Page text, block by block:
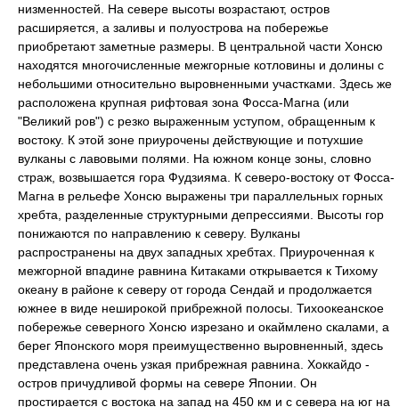
низменностей. На севере высоты возрастают, остров
расширяется, а заливы и полуострова на побережье
приобретают заметные размеры. В центральной части Хонсю
находятся многочисленные межгорные котловины и долины с
небольшими относительно выровненными участками. Здесь же
расположена крупная рифтовая зона Фосса-Магна (или
"Великий ров") с резко выраженным уступом, обращенным к
востоку. К этой зоне приурочены действующие и потухшие
вулканы с лавовыми полями. На южном конце зоны, словно
страж, возвышается гора Фудзияма. К северо-востоку от Фосса-
Магна в рельефе Хонсю выражены три параллельных горных
хребта, разделенные структурными депрессиями. Высоты гор
понижаются по направлению к северу. Вулканы
распространены на двух западных хребтах. Приуроченная к
межгорной впадине равнина Китаками открывается к Тихому
океану в районе к северу от города Сендай и продолжается
южнее в виде неширокой прибрежной полосы. Тихоокеанское
побережье северного Хонсю изрезано и окаймлено скалами, а
берег Японского моря преимущественно выровненный, здесь
представлена очень узкая прибрежная равнина. Хоккайдо -
остров причудливой формы на севере Японии. Он
простирается с востока на запад на 450 км и с севера на юг на